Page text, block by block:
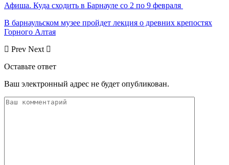
Афиша. Куда сходить в Барнауле со 2 по 9 февраля
В барнаульском музее пройдет лекция о древних крепостях
Горного Алтая
Prev Next
Оставьте ответ
Ваш электронный адрес не будет опубликован.